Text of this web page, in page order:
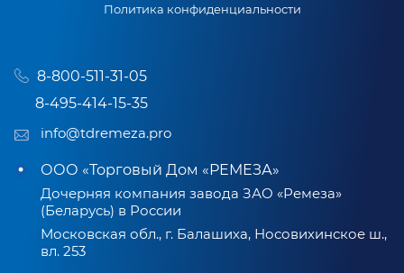
Политика конфиденциальности
8-800-511-31-05
8-495-414-15-35
info@tdremeza.pro
ООО «Торговый Дом «РЕМЕЗА»
Дочерняя компания завода ЗАО «Ремеза»
(Беларусь) в России
Московская обл., г. Балашиха, Носовихинское ш.,
вл. 253